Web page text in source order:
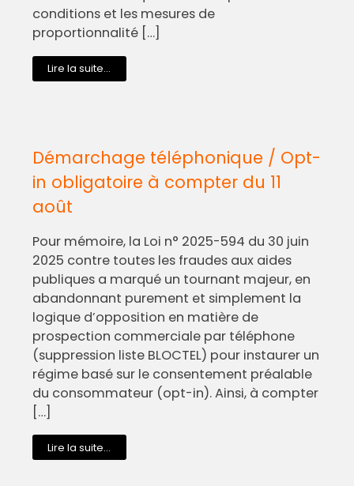
conditions et les mesures de
proportionnalité […]
Lire la suite...
Démarchage téléphonique / Opt-
in obligatoire à compter du 11
août
Pour mémoire, la Loi n° 2025-594 du 30 juin
2025 contre toutes les fraudes aux aides
publiques a marqué un tournant majeur, en
abandonnant purement et simplement la
logique d’opposition en matière de
prospection commerciale par téléphone
(suppression liste BLOCTEL) pour instaurer un
régime basé sur le consentement préalable
du consommateur (opt-in). Ainsi, à compter
[…]
Lire la suite...